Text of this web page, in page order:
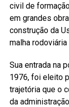
civil de
em grandes
construção da
malha rodoviária
Sua entrada na
1976, foi eleito
trajetória que o
da